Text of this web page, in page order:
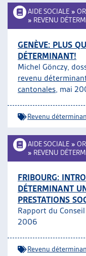
AIDE SOCIALE »
» REVENU
GENÈVE: PLUS
DÉTERMINANT!
Michel Gönczy,
revenu
cantonales, mai
Revenu
AIDE SOCIALE »
» REVENU
FRIBOURG:
DÉTERMINANT
PRESTATIONS
Rapport du
2006
Revenu